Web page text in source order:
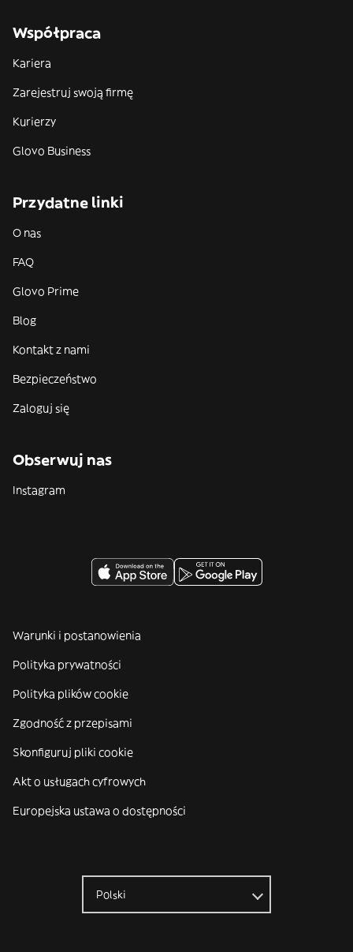
Współpraca
Kariera
Zarejestruj swoją firmę
Kurierzy
Glovo Business
Przydatne linki
O nas
FAQ
Glovo Prime
Blog
Kontakt z nami
Bezpieczeństwo
Zaloguj się
Obserwuj nas
Instagram
Warunki i postanowienia
Polityka prywatności
Polityka plików cookie
Zgodność z przepisami
Skonfiguruj pliki cookie
Akt o usługach cyfrowych
Europejska ustawa o dostępności